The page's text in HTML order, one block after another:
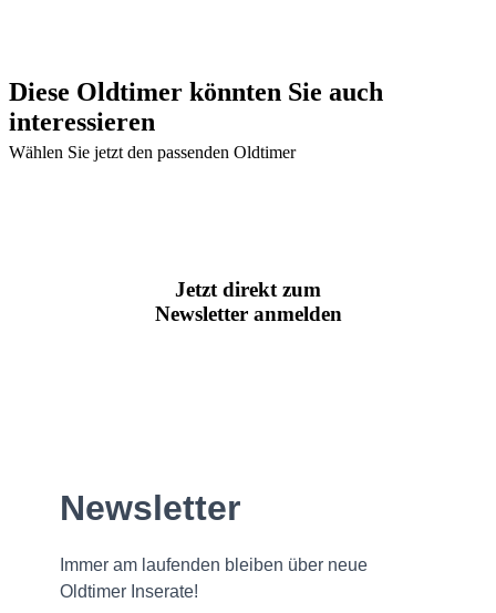
Diese Oldtimer könnten Sie auch
interessieren
Wählen Sie jetzt den passenden Oldtimer
Jetzt direkt zum
Newsletter anmelden